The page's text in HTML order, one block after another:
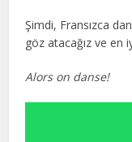
Şimdi, Fransızca
göz atacağız ve en
Alors on danse!